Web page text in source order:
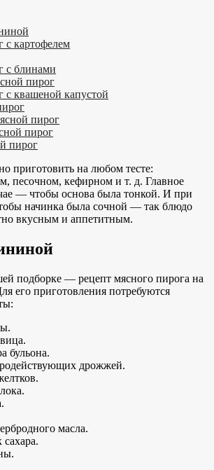
с картофелем
с блинами
пирог
с квашеной капустой
пирог
пирог
пирог
приготовить на любом тесте:
песочном, кефирном и т. д. Главное
— чтобы основа была тонкой. И при
начинка была сочной — так блюдо
вкусным и аппетитным.
подборке — рецепт мясного пирога на
его приготовления потребуются
бульона.
дрожжей.
масла.